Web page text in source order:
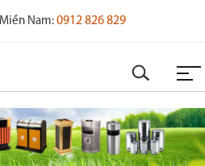
Miền Nam: 0912 826 829